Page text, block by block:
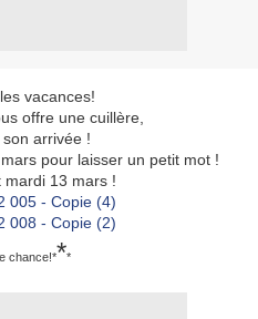
vacances!
offre une cuillère,
arrivée !
pour laisser un petit mot !
mardi 13 mars !
chance!***